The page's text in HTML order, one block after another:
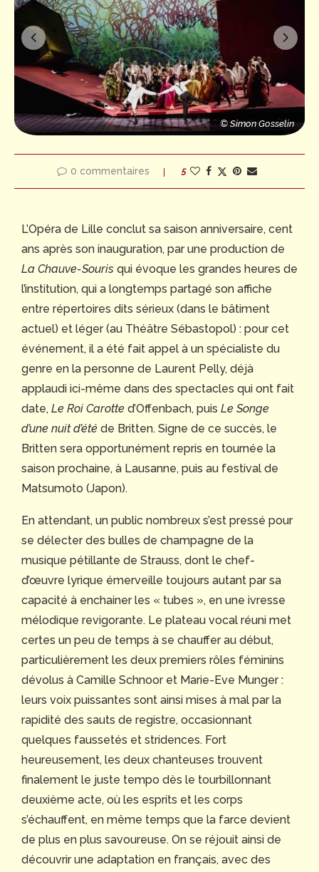
© Simon Gosselin
© Simon Gosselin
© Simon Gosselin
0 commentaires 5
L’Opéra de Lille conclut sa saison anniversaire, cent
ans après son inauguration, par une production de
La Chauve-Souris qui évoque les grandes heures de
l’institution, qui a longtemps partagé son affiche
entre répertoires dits sérieux (dans le bâtiment
actuel) et léger (au Théâtre Sébastopol) : pour cet
événement, il a été fait appel à un spécialiste du
genre en la personne de Laurent Pelly, déjà
applaudi ici-même dans des spectacles qui ont fait
date, Le Roi Carotte d’Offenbach, puis Le Songe
d’une nuit d’été de Britten. Signe de ce succès, le
Britten sera opportunément repris en tournée la
saison prochaine, à Lausanne, puis au festival de
Matsumoto (Japon).
En attendant, un public nombreux s’est pressé pour
se délecter des bulles de champagne de la
musique pétillante de Strauss, dont le chef-
d’œuvre lyrique émerveille toujours autant par sa
capacité à enchainer les « tubes », en une ivresse
mélodique revigorante. Le plateau vocal réuni met
certes un peu de temps à se chauffer au début,
particulièrement les deux premiers rôles féminins
dévolus à Camille Schnoor et Marie-Eve Munger :
leurs voix puissantes sont ainsi mises à mal par la
rapidité des sauts de registre, occasionnant
quelques faussetés et stridences. Fort
heureusement, les deux chanteuses trouvent
finalement le juste tempo dès le tourbillonnant
deuxième acte, où les esprits et les corps
s’échauffent, en même temps que la farce devient
de plus en plus savoureuse. On se réjouit ainsi de
découvrir une adaptation en français, avec des